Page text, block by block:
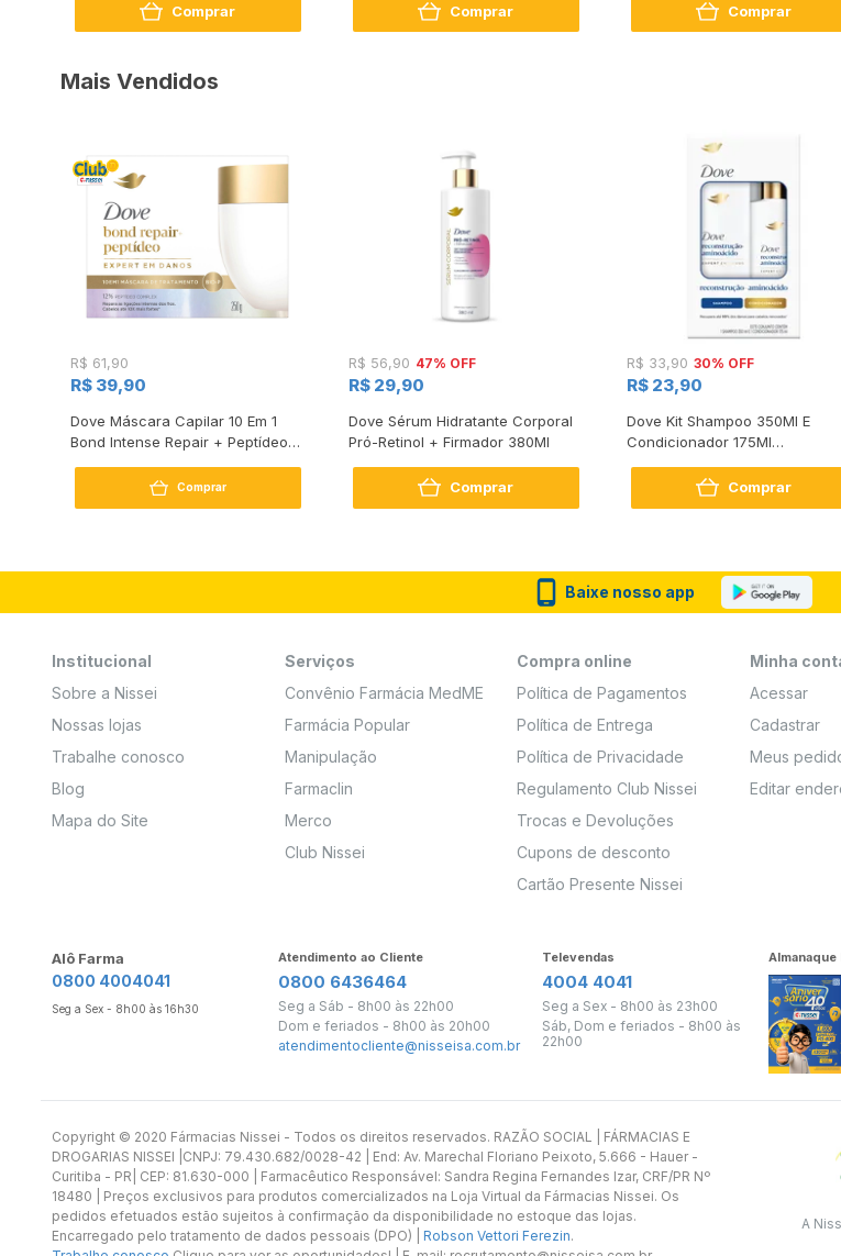
Comprar Comprar Comprar
Mais Vendidos
R$ 61,90
R$ 39,90
Dove Máscara Capilar 10 Em 1
Bond Intense Repair + Peptídeo
Comprar
R$ 56,90 47% OFF
R$ 29,90
Dove Sérum Hidratante Corporal
Pró-Retinol + Firmador 380Ml
Comprar
R$ 33,90 30% OFF
R$ 23,90
Dove Kit Shampoo 350Ml E
Condicionador 175Ml
Comprar
Baixe nosso app
Institucional
Sobre a Nissei
Nossas lojas
Trabalhe conosco
Blog
Mapa do Site
Serviços
Convênio Farmácia MedME
Farmácia Popular
Manipulação
Farmaclin
Merco
Club Nissei
Compra online
Política de Pagamentos
Política de Entrega
Política de Privacidade
Regulamento Club Nissei
Trocas e Devoluções
Cupons de desconto
Cartão Presente Nissei
Minha
Acessar
Cadastrar
Meus
Editar
Alô Farma
0800 4004041
Seg a Sex - 8h00 às 16h30
Atendimento ao Cliente
0800 6436464
Seg a Sáb - 8h00 às 22h00
Dom e feriados - 8h00 às 20h00
atendimentocliente@nisseisa.com.br
Televendas
4004 4041
Seg a Sex - 8h00 às 23h00
Sáb, Dom e feriados - 8h00 às
22h00
Almanaque
Copyright ©️ 2020 Fármacias Nissei - Todos os direitos reservados. RAZÃO SOCIAL | FÁRMACIAS E
DROGARIAS NISSEI |CNPJ: 79.430.682/0028-42 | End: Av. Marechal Floriano Peixoto, 5.666 - Hauer -
Curitiba - PR| CEP: 81.630-000 | Farmacêutico Responsável: Sandra Regina Fernandes Izar, CRF/PR Nº
18480 | Preços exclusivos para produtos comercializados na Loja Virtual da Fármacias Nissei. Os
pedidos efetuados estão sujeitos à confirmação da disponibilidade no estoque das lojas.
Encarregado pelo tratamento de dados pessoais (DPO) | Robson Vettori Ferezin.
A